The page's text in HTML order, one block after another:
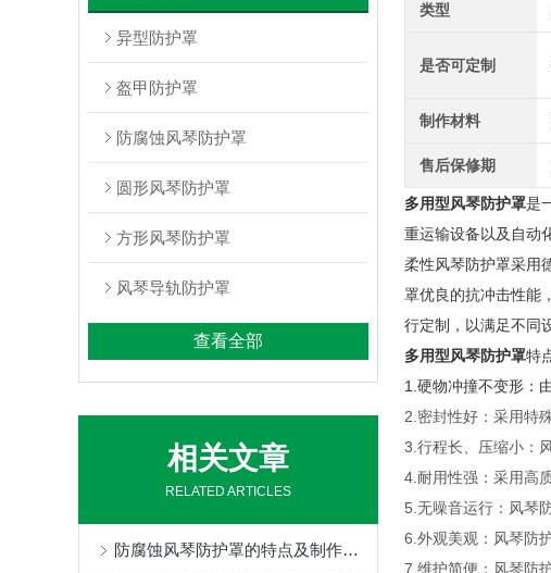
异型防护罩
盔甲防护罩
防腐蚀风琴防护罩
圆形风琴防护罩
方形风琴防护罩
风琴导轨防护罩
查看全部
相关文章
RELATED ARTICLES
防腐蚀风琴防护罩的特点及制作使用的三种方式
类型
是否可定制
制作材料
售后保修期
多用型风琴防护罩是
重运输设备以及自动
柔性风琴防护罩采用
罩优良的抗冲击性能
行定制，以满足不同
多用型风琴防护罩特
1.硬物冲撞不变形：
2.密封性好：采用特
3.行程长、压缩小：
4.耐用性强：采用高
5.无噪音运行：风琴
6.外观美观：风琴防
7.维护简便：风琴防